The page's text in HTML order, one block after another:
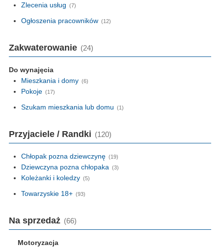
Zlecenia usług (7)
Ogłoszenia pracowników (12)
Zakwaterowanie (24)
Do wynajęcia
Mieszkania i domy (6)
Pokoje (17)
Szukam mieszkania lub domu (1)
Przyjaciele / Randki (120)
Chłopak pozna dziewczynę (19)
Dziewczyna pozna chłopaka (3)
Koleżanki i koledzy (5)
Towarzyskie 18+ (93)
Na sprzedaż (66)
Motoryzacja